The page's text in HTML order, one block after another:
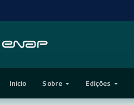
Início Sobre Edições